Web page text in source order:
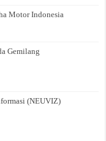
Motor Indonesia
Gemilang
(NEUVIZ)